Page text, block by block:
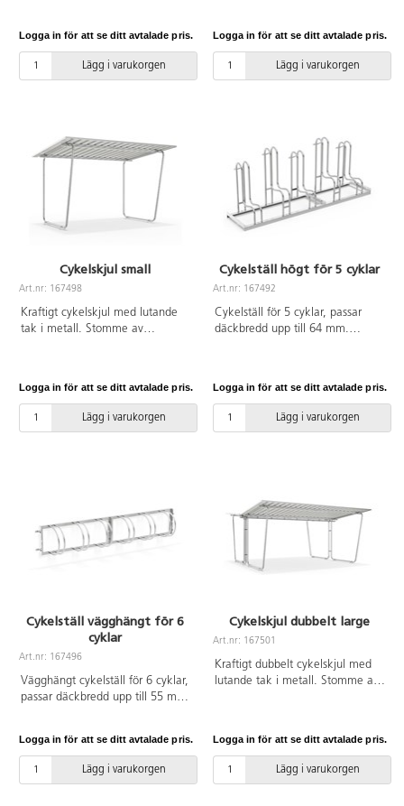
Logga in för att se ditt avtalade pris.
Lägg i varukorgen
Logga in för att se ditt avtalade pris.
Lägg i varukorgen
Cykelskjul small
Art.nr: 167498
Kraftigt cykelskjul med lutande
tak i metall. Stomme av
Logga in för att se ditt avtalade pris.
Lägg i varukorgen
Cykelställ högt för 5 cyklar
Art.nr: 167492
Cykelställ för 5 cyklar, passar
däckbredd upp till 64 mm.
Logga in för att se ditt avtalade pris.
Lägg i varukorgen
Cykelställ vägghängt för 6
cyklar
Art.nr: 167496
Vägghängt cykelställ för 6 cyklar,
passar däckbredd upp till 55 mm.
Logga in för att se ditt avtalade pris.
Lägg i varukorgen
Cykelskjul dubbelt large
Art.nr: 167501
Kraftigt dubbelt cykelskjul med
lutande tak i metall. Stomme av
Logga in för att se ditt avtalade pris.
Lägg i varukorgen